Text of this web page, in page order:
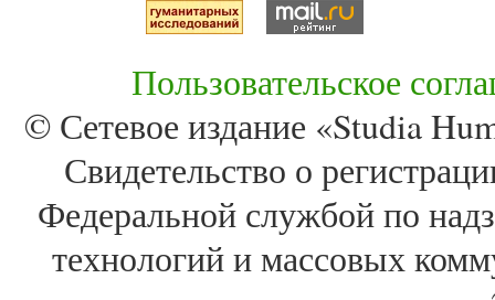
Пользовательское
© Сетевое издание «Studia
Свидетельство о
Федеральной службой по
технологий и массовых